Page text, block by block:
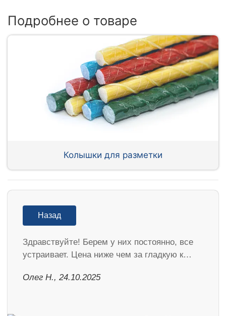
Подробнее о товаре
Колышки для разметки
Назад
Здравствуйте! Берем у них постоянно, все
устраивает. Цена ниже чем за гладкую к…
Олег Н., 24.10.2025